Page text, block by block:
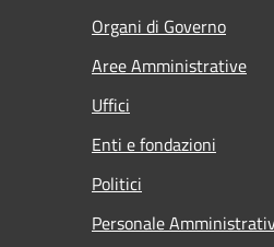
Organi di Governo
Aree Amministrative
Uffici
Enti e fondazioni
Politici
Personale